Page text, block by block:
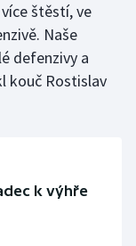
štěstí, ve
Naše
defenzivy a
kouč Rostislav
k výhře